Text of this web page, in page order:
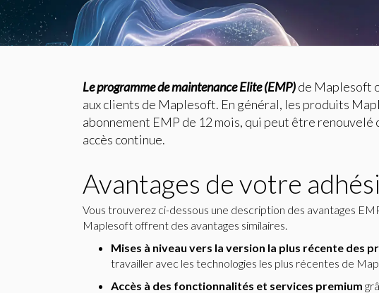
Le programme de maintenance Elite (EMP)de Maplesoft
aux clients de Maplesoft. En général, les produits
abonnement EMP de 12 mois, qui peut être renouvelé
accès continue.
Avantages de votre
Vous trouverez ci-dessous une description des avantages
Maplesoft offrent des avantages similaires.
Mises à niveau vers la version la plus récente des
travailler avec les technologies les plus récentes de
Accès à des fonctionnalités et services premium